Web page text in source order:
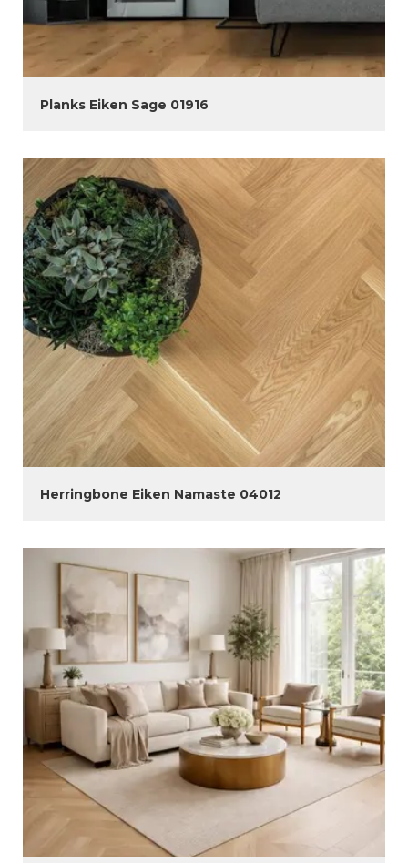
Planks Eiken Sage 01916
Herringbone Eiken Namaste 04012